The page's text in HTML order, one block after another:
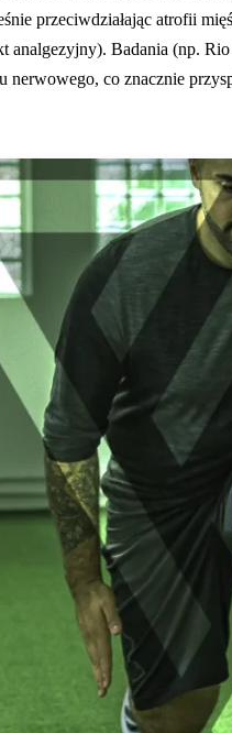
przeciwdziałając atrofii
analgezyjny). Badania (np.
nerwowego, co znacznie